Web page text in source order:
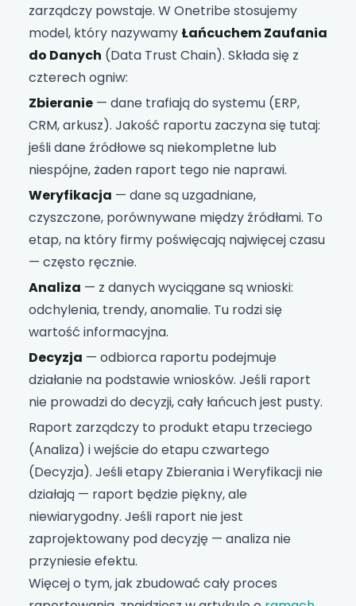
zarządczy powstaje. W Onetribe stosujemy
model, który nazywamy Łańcuchem Zaufania
do Danych (Data Trust Chain). Składa się z
czterech ogniw:
Zbieranie — dane trafiają do systemu (ERP,
CRM, arkusz). Jakość raportu zaczyna się tutaj:
jeśli dane źródłowe są niekompletne lub
niespójne, żaden raport tego nie naprawi.
Weryfikacja — dane są uzgadniane,
czyszczone, porównywane między źródłami. To
etap, na który firmy poświęcają najwięcej czasu
— często ręcznie.
Analiza — z danych wyciągane są wnioski:
odchylenia, trendy, anomalie. Tu rodzi się
wartość informacyjna.
Decyzja — odbiorca raportu podejmuje
działanie na podstawie wniosków. Jeśli raport
nie prowadzi do decyzji, cały łańcuch jest pusty.
Raport zarządczy to produkt etapu trzeciego
(Analiza) i wejście do etapu czwartego
(Decyzja). Jeśli etapy Zbierania i Weryfikacji nie
działają — raport będzie piękny, ale
niewiarygodny. Jeśli raport nie jest
zaprojektowany pod decyzję — analiza nie
przyniesie efektu.
Więcej o tym, jak zbudować cały proces